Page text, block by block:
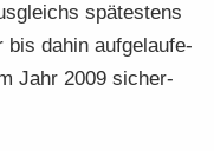
spä­tes­tens
bis dahin auf­ge­lau­fe­
Jahr 2009 si­cher­